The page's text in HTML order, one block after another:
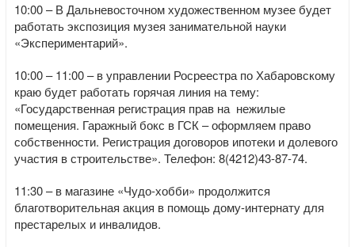
10:00 – В Дальневосточном художественном музее будет
работать экспозиция музея занимательной науки
«Экспериментарий».
10:00 – 11:00 – в управлении Росреестра по Хабаровскому
краю будет работать горячая линия на тему:
«Государственная регистрация прав на нежилые
помещения. Гаражный бокс в ГСК – оформляем право
собственности. Регистрация договоров ипотеки и долевого
участия в строительстве». Телефон: 8(4212)43-87-74.
11:30 – в магазине «Чудо-хобби» продолжится
благотворительная акция в помощь дому-интернату для
престарелых и инвалидов.